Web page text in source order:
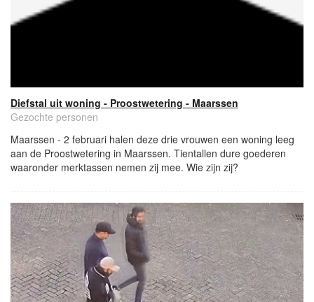
Diefstal uit woning - Proostwetering - Maarssen
Gezochte personen
Maarssen - 2 februari halen deze drie vrouwen een woning leeg
aan de Proostwetering in Maarssen. Tientallen dure goederen
waaronder merktassen nemen zij mee. Wie zijn zij?